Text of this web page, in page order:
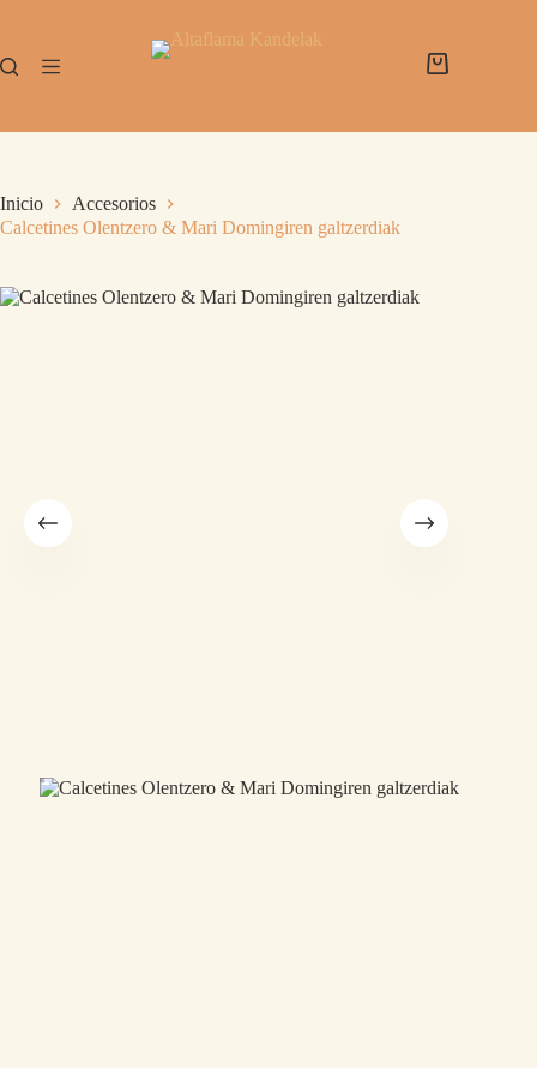
Inicio
Accesorios
Calcetines Olentzero & Mari Domingiren galtzerdiak